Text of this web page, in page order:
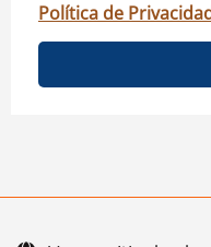
Política de